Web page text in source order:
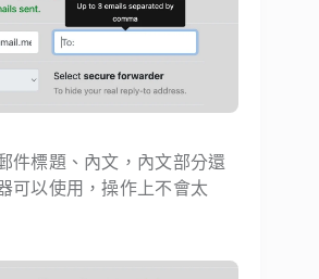
件標題、內文，內文部分還
可以使用，操作上不會太